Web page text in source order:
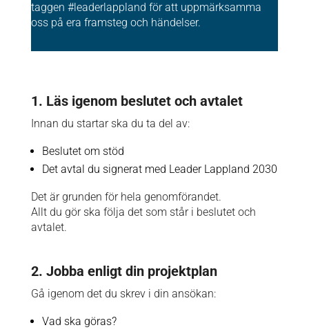
taggen #leaderlappland för att uppmärksamma
oss på era framsteg och händelser.
1. Läs igenom beslutet och avtalet
Innan du startar ska du ta del av:
Beslutet om stöd
Det avtal du signerat med Leader Lappland 2030
Det är grunden för hela genomförandet.
Allt du gör ska följa det som står i beslutet och
avtalet.
2. Jobba enligt din projektplan
Gå igenom det du skrev i din ansökan:
Vad ska göras?